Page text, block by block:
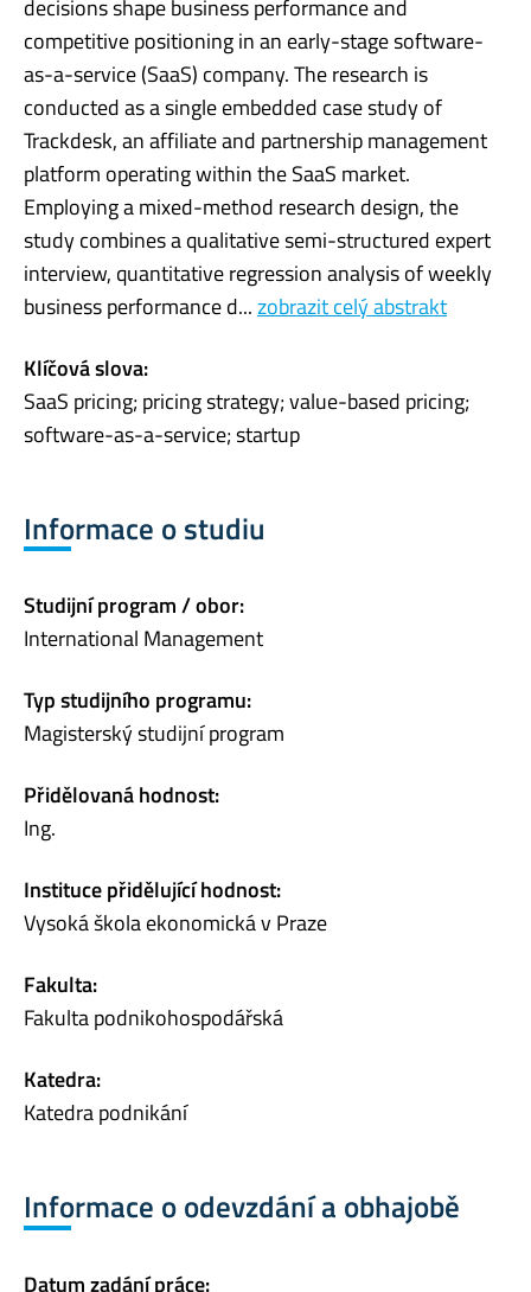
decisions shape business performance and
competitive positioning in an early-stage software-
as-a-service (SaaS) company. The research is
conducted as a single embedded case study of
Trackdesk, an affiliate and partnership management
platform operating within the SaaS market.
Employing a mixed-method research design, the
study combines a qualitative semi-structured expert
interview, quantitative regression analysis of weekly
business performance d...zobrazit celý abstrakt
Klíčová slova:
SaaS pricing; pricing strategy; value-based pricing;
software-as-a-service; startup
Informace o studiu
Studijní program / obor:
International Management
Typ studijního programu:
Magisterský studijní program
Přidělovaná hodnost:
Ing.
Instituce přidělující hodnost:
Vysoká škola ekonomická v Praze
Fakulta:
Fakulta podnikohospodářská
Katedra:
Katedra podnikání
Informace o odevzdání a obhajobě
Datum zadání práce: